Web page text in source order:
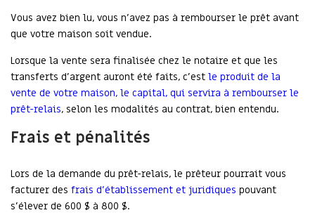
Vous avez bien lu, vous n’avez pas à rembourser le prêt avant
que votre maison soit vendue.
Lorsque la vente sera finalisée chez le notaire et que les
transferts d’argent auront été faits, c’est le produit de la
vente de votre maison, le capital, qui servira à rembourser le
prêt-relais, selon les modalités au contrat, bien entendu.
Frais et pénalités
Lors de la demande du prêt-relais, le prêteur pourrait vous
facturer des frais d’établissement et juridiques pouvant
s’élever de 600 $ à 800 $.